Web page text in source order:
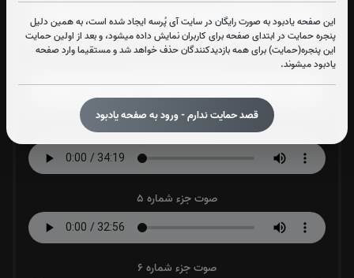
این صفحه یادبود به صورت رایگان در سایت آی پُرسه ایجاد شده است، به همین دلیل
پنجره حمایت در ابتدای صفحه برای کاربران نمایش داده میشود، و بعد از اولین حمایت
این پنجره(حمایت) برای همه بازدیدکنندگان حذف خواهد شد و مستقیما وارد صفحه
یادبود میشوند.
قصد حمایت ندارم - ورود به صفحه یادبود
صوت جزء شماره 3
صوت جزء شماره 4
صوت جزء شماره 5
صوت جزء شماره 6